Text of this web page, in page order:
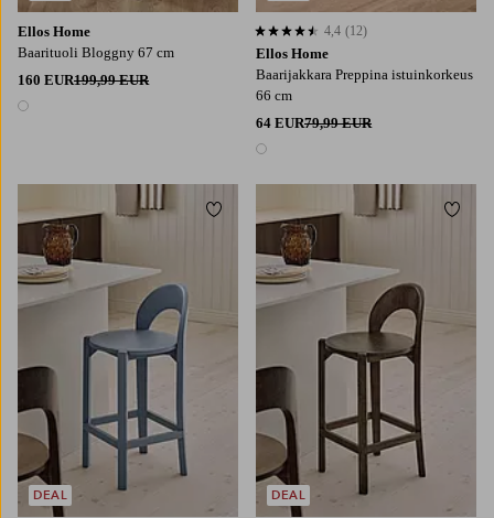
Ellos Home
Baarituoli Bloggny 67 cm
160 EUR199,99 EUR
1 väri
Ellos Home
Baarijakkara Preppina istuinkorkeus
66 cm
64 EUR79,99 EUR
1 väri
4,4 perustuen 12 arvosanaan
4,4 (12)
DEAL
Lisää suosikkeihin
DEAL